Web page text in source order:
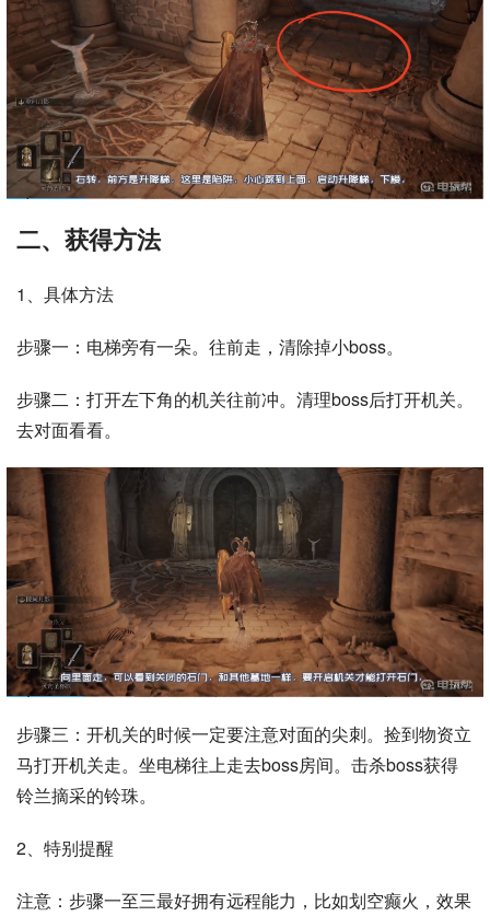
二、获得方法
1、具体方法
步骤一：电梯旁有一朵。往前走，清除掉小boss。
步骤二：打开左下角的机关往前冲。清理boss后打开机关。
去对面看看。
步骤三：开机关的时候一定要注意对面的尖刺。捡到物资立
马打开机关走。坐电梯往上走去boss房间。击杀boss获得
铃兰摘采的铃珠。
2、特别提醒
注意：步骤一至三最好拥有远程能力，比如划空癫火，效果